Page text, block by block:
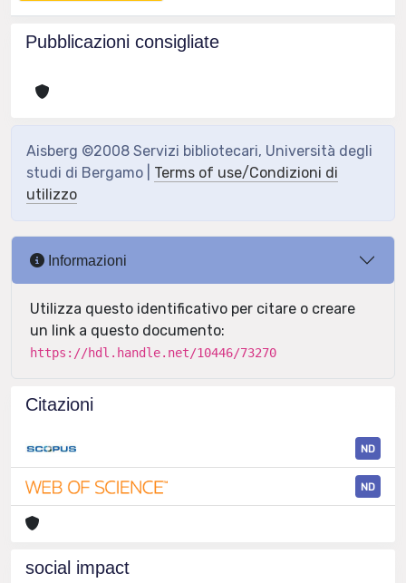
Pubblicazioni consigliate
Aisberg ©2008 Servizi bibliotecari, Università degli
studi di Bergamo | Terms of use/Condizioni di
utilizzo
Informazioni
Utilizza questo identificativo per citare o creare
un link a questo documento:
https://hdl.handle.net/10446/73270
Citazioni
ND
ND
social impact